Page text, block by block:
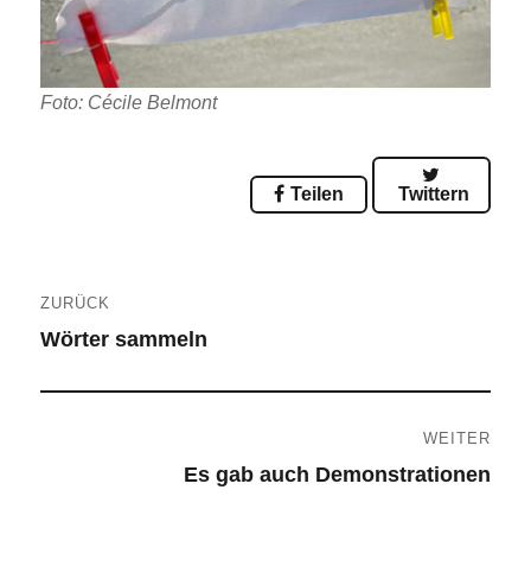
Foto: Cécile Belmont
Teilen Twittern
ZURÜCK
Vorheriger
Wörter sammeln
WEITER
Es gab auch Demonstrationen